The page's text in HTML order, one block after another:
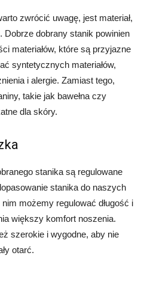
zwrócić uwagę, jest materiał,
dobrany stanik powinien
materiałów, które są przyjazne
syntetycznych materiałów,
i alergie. Zamiast tego,
takie jak bawełna czy
dla skóry.
stanika są regulowane
stanika do naszych
możemy regulować długość i
większy komfort noszenia.
szerokie i wygodne, aby nie
otarć.